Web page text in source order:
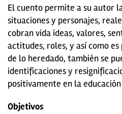
El cuento permite a su autor
situaciones y personajes,
cobran vida ideas, valores,
actitudes, roles, y así como
de lo heredado, también se
identificaciones y
positivamente en la
Objetivos